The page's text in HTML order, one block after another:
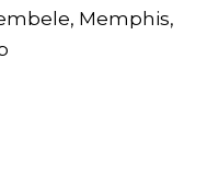
Memphis,